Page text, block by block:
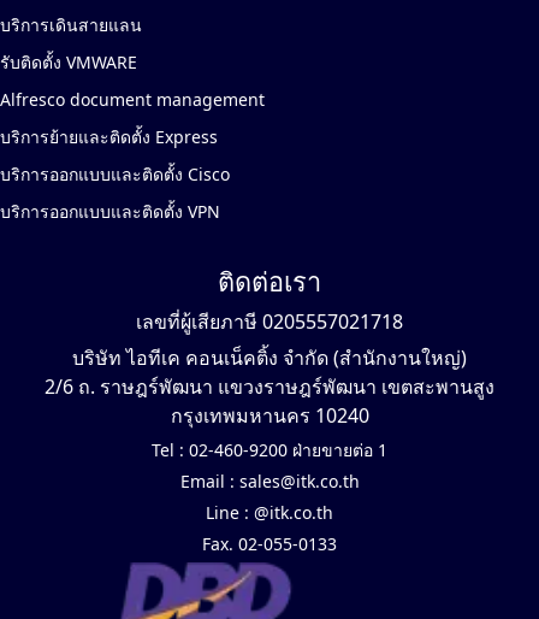
บริการเดินสายแลน
รับติดตั้ง VMWARE
Alfresco document management
บริการย้ายและติดตั้ง Express
บริการออกแบบและติดตั้ง Cisco
บริการออกแบบและติดตั้ง VPN
ติดต่อเรา
เลขที่ผู้เสียภาษี 0205557021718
บริษัท ไอทีเค คอนเน็คติ้ง จำกัด (สำนักงานใหญ่)
2/6 ถ. ราษฎร์พัฒนา แขวงราษฎร์พัฒนา เขตสะพานสูง
กรุงเทพมหานคร 10240
Tel : 02-460-9200 ฝ่ายขายต่อ 1
Email : sales@itk.co.th
Line : @itk.co.th
Fax. 02-055-0133